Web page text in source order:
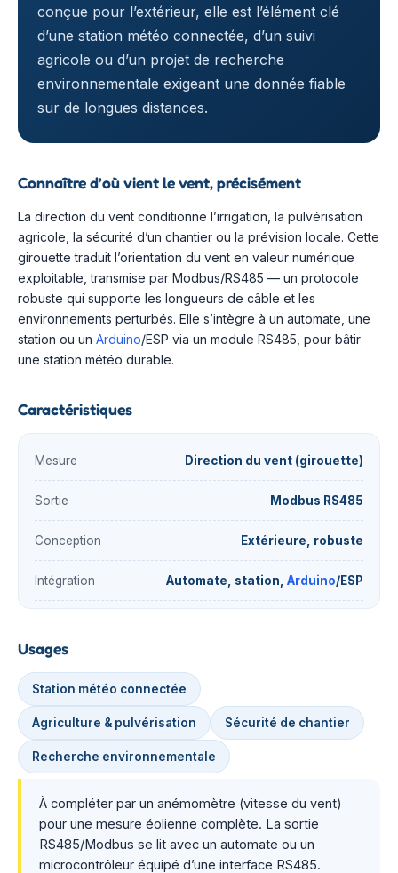
conçue pour l’extérieur, elle est l’élément clé
d’une station météo connectée, d’un suivi
agricole ou d’un projet de recherche
environnementale exigeant une donnée fiable
sur de longues distances.
Connaître d’où vient le vent, précisément
La direction du vent conditionne l’irrigation, la pulvérisation
agricole, la sécurité d’un chantier ou la prévision locale. Cette
girouette traduit l’orientation du vent en valeur numérique
exploitable, transmise par Modbus/RS485 — un protocole
robuste qui supporte les longueurs de câble et les
environnements perturbés. Elle s’intègre à un automate, une
station ou un Arduino/ESP via un module RS485, pour bâtir
une station météo durable.
Caractéristiques
Mesure Direction du vent (girouette)
Sortie Modbus RS485
Conception Extérieure, robuste
Intégration Automate, station, Arduino/ESP
Usages
Station météo connectée
Agriculture & pulvérisation Sécurité de chantier
Recherche environnementale
À compléter par un anémomètre (vitesse du vent)
pour une mesure éolienne complète. La sortie
RS485/Modbus se lit avec un automate ou un
microcontrôleur équipé d’une interface RS485.